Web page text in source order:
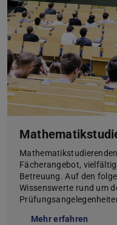
Fächerangebot,
Betreuung. Auf den
Wissenswerte rund um
Mehr erfahren